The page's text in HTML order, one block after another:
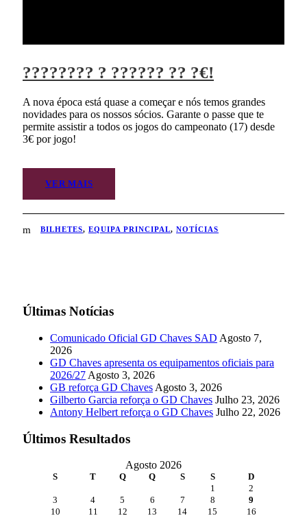
???????? ? ?????? ?? ?€!
A nova época está quase a começar e nós temos grandes
novidades para os nossos sócios. Garante o passe que te
permite assistir a todos os jogos do campeonato (17) desde
3€ por jogo!
VER MAIS
BILHETES, EQUIPA PRINCIPAL, NOTÍCIAS
Últimas Notícias
Comunicado Oficial GD Chaves SAD Agosto 7,
2026
GD Chaves apresenta os equipamentos oficiais para
2026/27 Agosto 3, 2026
GB reforça GD Chaves Agosto 3, 2026
Gilberto Garcia reforça o GD Chaves Julho 23, 2026
Antony Helbert reforça o GD Chaves Julho 22, 2026
Últimos Resultados
Agosto 2026
S T Q Q S S D
1
2
3
4 5 6 7 8
9
10
11 12 13 14 15
16